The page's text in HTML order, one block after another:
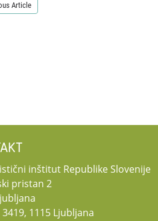
Article
inštitut Republike Slovenije
pristan 2
1115 Ljubljana